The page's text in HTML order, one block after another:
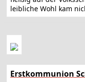
leibliche Wohl kam
Erstkommunion